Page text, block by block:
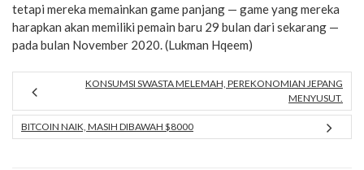
tetapi mereka memainkan game panjang — game yang mereka
harapkan akan memiliki pemain baru 29 bulan dari sekarang —
pada bulan November 2020. (Lukman Hqeem)
KONSUMSI SWASTA MELEMAH, PEREKONOMIAN JEPANG
MENYUSUT.
BITCOIN NAIK, MASIH DIBAWAH $8000